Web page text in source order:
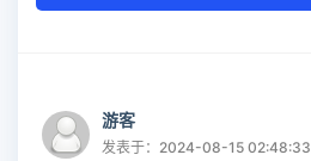
游客
发表于：2024-08-15 02:48:33